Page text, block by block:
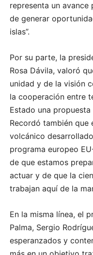
representa un avance
de generar
islas”.
Por su parte, la
Rosa Dávila, valoró
unidad y de la visión
la cooperación entre
Estado una propuesta
Recordó también que
volcánico
programa europeo
de que estamos
actuar y de que la
trabajan aquí de la
En la misma línea, el
Palma, Sergio
esperanzados y